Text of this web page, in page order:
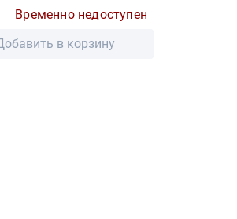
Временно недоступен
в корзину